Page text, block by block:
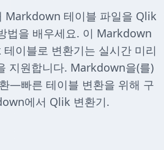
Markdown 테이블 파일을 Qlik
법을 배우세요. 이 Markdown
이블로 변환기는 실시간 미리
지원합니다. Markdown을(를)
—빠른 테이블 변환을 위해 구
에서 Qlik 변환기.